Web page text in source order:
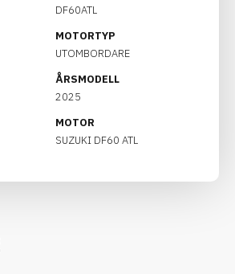
DF60ATL
MOTORTYP
UTOMBORDARE
ÅRSMODELL
2025
MOTOR
SUZUKI DF60 ATL